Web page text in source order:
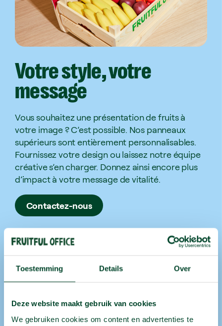
Toestemming Details Over
Deze website maakt gebruik van cookies
We gebruiken cookies om content en advertenties te
Votrestyle,votre
message
Vous souhaitez une présentation de fruits à
votre image ? C’est possible. Nos panneaux
supérieurs sont entièrement personnalisables.
Fournissez votre design ou laissez notre équipe
créative s’en charger. Donnez ainsi encore plus
d’impact à votre message de vitalité.
Contactez-nous
présentation sur mesure